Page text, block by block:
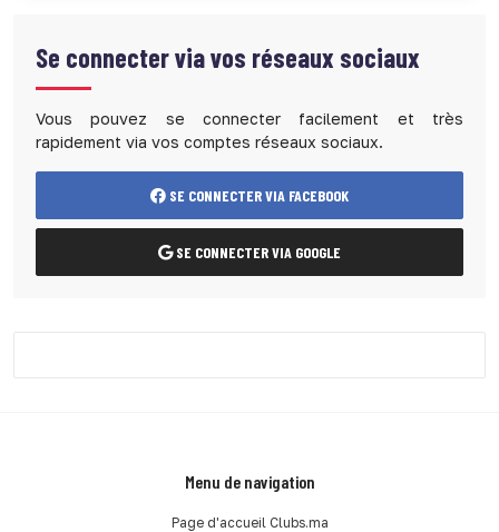
Se connecter via vos réseaux sociaux
Vous pouvez se connecter facilement et très
rapidement via vos comptes réseaux sociaux.
SE CONNECTER VIA FACEBOOK
SE CONNECTER VIA GOOGLE
Menu de navigation
Page d'accueil Clubs.ma